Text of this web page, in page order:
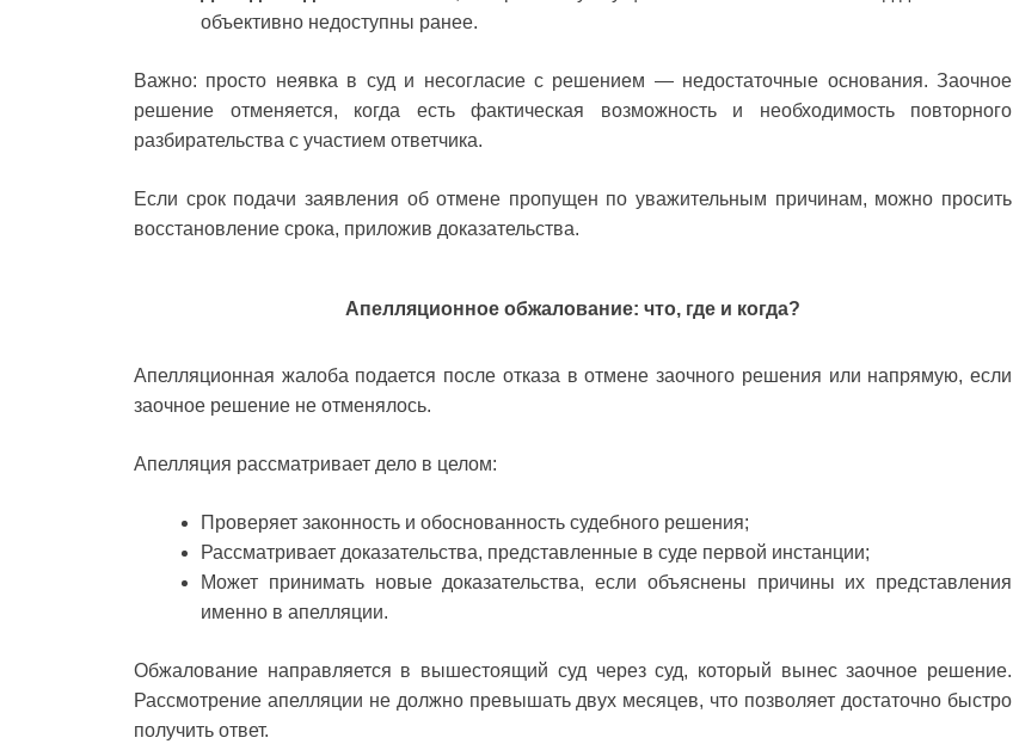
объективно недоступны ранее.
Важно: просто неявка в суд и несогласие с решением — недостаточные основания. Заочное
решение отменяется, когда есть фактическая возможность и необходимость повторного
разбирательства с участием ответчика.
Если срок подачи заявления об отмене пропущен по уважительным причинам, можно просить
восстановление срока, приложив доказательства.
Апелляционное обжалование: что, где и когда?
Апелляционная жалоба подается после отказа в отмене заочного решения или напрямую, если
заочное решение не отменялось.
Апелляция рассматривает дело в целом:
Проверяет законность и обоснованность судебного решения;
Рассматривает доказательства, представленные в суде первой инстанции;
Может принимать новые доказательства, если объяснены причины их представления
именно в апелляции.
Обжалование направляется в вышестоящий суд через суд, который вынес заочное решение.
Рассмотрение апелляции не должно превышать двух месяцев, что позволяет достаточно быстро
получить ответ.